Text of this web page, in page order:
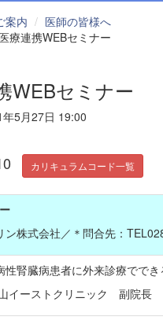
案内
医師の皆様へ
療連携WEBセミナー
WEBセミナー
年5月27日 19:00
カリキュラムコード一覧
株式会社／＊問合先：
性腎臓病患者に外来診療でで
イーストクリニック 副院